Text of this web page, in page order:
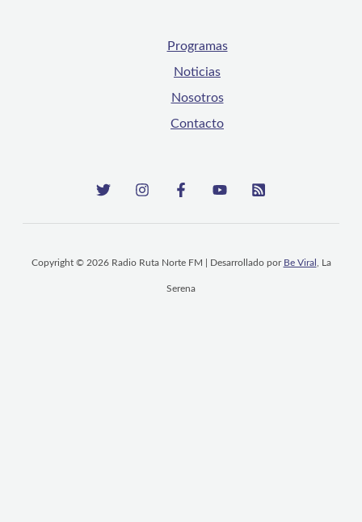
Programas
Noticias
Nosotros
Contacto
Copyright © 2026 Radio Ruta Norte FM | Desarrollado por Be Viral , La
Serena